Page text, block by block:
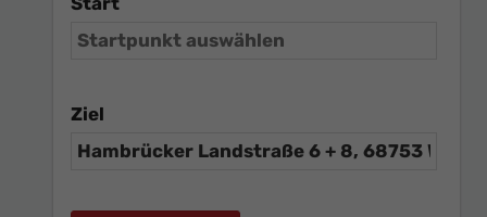
Ziel